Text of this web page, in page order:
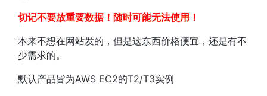
切记不要放重要数据！随时可能无法使用！
本来不想在网站发的，但是这东西价格便宜，还是有不
少需求的。
默认产品皆为AWS EC2的T2/T3实例